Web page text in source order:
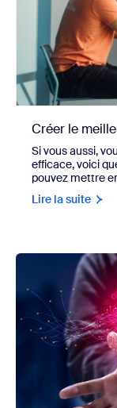
Créer le
Si vous aussi,
efficace, voici
pouvez mettre
Lire la suite